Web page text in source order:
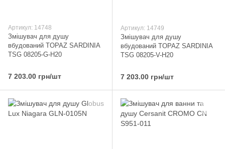
Артикул: 14748
Змішувач для душу
вбудований TOPAZ SARDINIA
TSG 08205-G-H20
7 203.00 грн/шт
Артикул: 14749
Змішувач для душу
вбудований TOPAZ SARDINIA
TSG 08205-V-H20
7 203.00 грн/шт